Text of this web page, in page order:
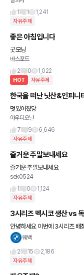
1
1 1,241
자유주제
좋은 아침입니다
굿모닝
바스포드
2
0 1,022
HOT 자유주제
한국을 떠난 닛산&인피니
멋있어졌당
아우디오널
7
9 6,646
자유주제
즐거운 주말보내세요
즐거운 주말보내세요
sek0524
1
0 1,124
자유주제
3시리즈 멕시코 생산 vs
안녕하세요 이번에 3시리즈 배
시코를 받았습니다 !! 현재 멕시
퀘백
2
15 2,186
자유주제